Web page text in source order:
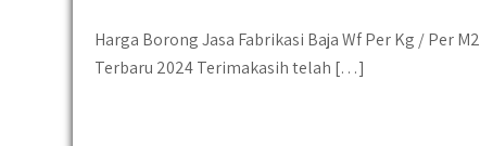
Harga Borong Jasa Fabrikasi Baja Wf Per Kg / Per M2
Terbaru 2024 Terimakasih telah […]